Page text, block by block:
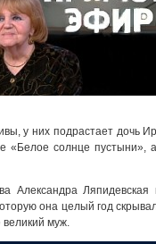
у них подрастает дочь
«Белое солнце
Александра
она целый год
муж.